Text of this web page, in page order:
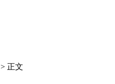
> 正文